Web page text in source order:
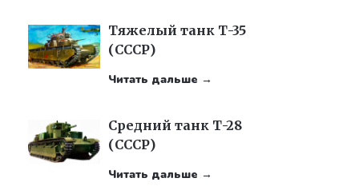
Тяжелый танк Т-35
(СССР)
Читать дальше →
Средний танк Т-28
(СССР)
Читать дальше →